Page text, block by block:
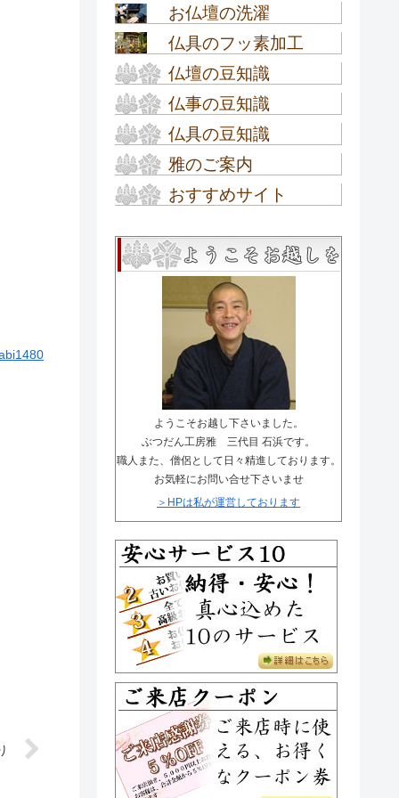
オーダーメイド仏壇
お仏壇の洗濯
お仏壇の洗濯
仏具のフッ素加工
仏具のフッ素加工
仏壇の豆知識
お仏壇の選び方
高田派仏壇
お仏壇の種類
金仏壇の種類
金仏壇が出来るまで
金仏壇の基礎知識
唐木仏壇の基本知識
唐木仏壇の材質知識
金仏壇一覧ページ
唐木仏壇一覧ページ
仏事の豆知識
お盆の豆知識
新盆・初盆の豆知識
四十九日・法事の豆知識
お葬儀の豆知識
仏具の豆知識
高田派の仏具
お数珠・念珠の選び方
お盆提灯の種類
お盆提灯の組立て方
お盆提灯のQ＆A
雅のご案内
工房内ご案内
工房概要
ご来店クーポン券
イベント情報
まごころ安心サービス
メディア紹介
お客様のお声
おすすめサイト
専門店『ぶつだん工房雅』
匠のほのぼのブログ
～名古屋仏壇職人の奮闘記
ようこそお越し下さいました。
ぶつだん工房雅 三代目 石浜です。
職人また、僧侶として日々精進しております。
お気軽にお問い合せ下さいませ
＞HPは私が運営しております